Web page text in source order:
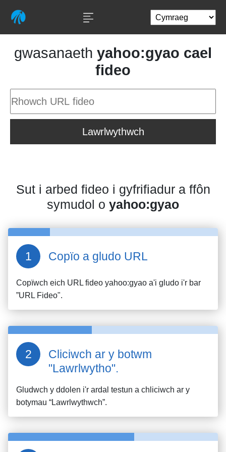
gwasanaeth yahoo:gyao cael
fideo
Lawrlwythwch
Sut i arbed fideo i gyfrifiadur a ffôn
symudol o yahoo:gyao
Copïo a gludo URL
Copïwch eich URL fideo yahoo:gyao a'i gludo i'r bar
”URL Fideo".
Cliciwch ar y botwm
"Lawrlwytho".
Gludwch y ddolen i'r ardal testun a chliciwch ar y
botymau “Lawrlwythwch”.